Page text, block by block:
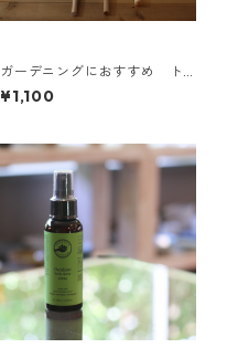
ガーデニングにおすすめ ト
タンひ杓 ミニ
¥1,100